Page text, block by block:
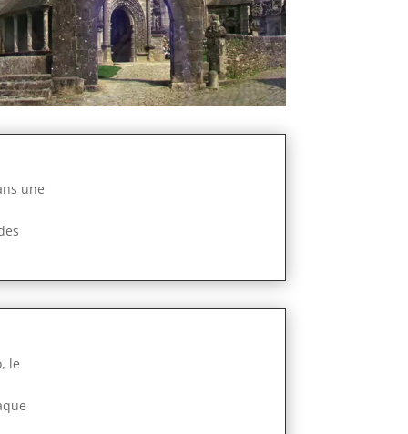
une
le